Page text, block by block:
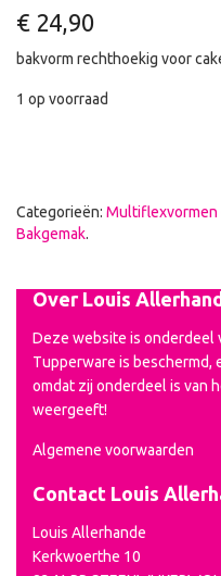
€ 24,90
bakvorm rechthoekig voor
1 op voorraad
Categorieën: Multiflexvormen
Bakgemak.
Over Louis
Deze website is onderdeel
Tupperware is
omdat zij onderdeel is van
weergeeft!
Algemene voorwaarden
Contact Louis
Louis Allerhande
Kerkwoerthe 10